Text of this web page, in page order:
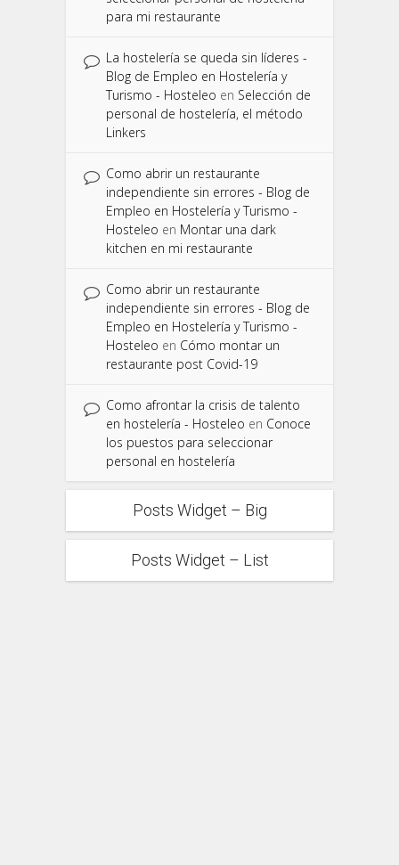
para mi restaurante
La hostelería se queda sin líderes -
Blog de Empleo en Hostelería y
Turismo - Hosteleo en Selección de
personal de hostelería, el método
Linkers
Como abrir un restaurante
independiente sin errores - Blog de
Empleo en Hostelería y Turismo -
Hosteleo en Montar una dark
kitchen en mi restaurante
Como abrir un restaurante
independiente sin errores - Blog de
Empleo en Hostelería y Turismo -
Hosteleo en Cómo montar un
restaurante post Covid-19
Como afrontar la crisis de talento
en hostelería - Hosteleo en Conoce
los puestos para seleccionar
personal en hostelería
Posts Widget – Big
Posts Widget – List